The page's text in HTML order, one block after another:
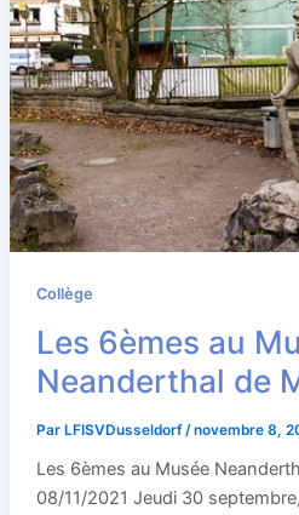
Collège
Les 6èmes au
Neanderthal de
Par LFISVDusseldorf /novembre 8,
Les 6èmes au Musée
08/11/2021 Jeudi 30